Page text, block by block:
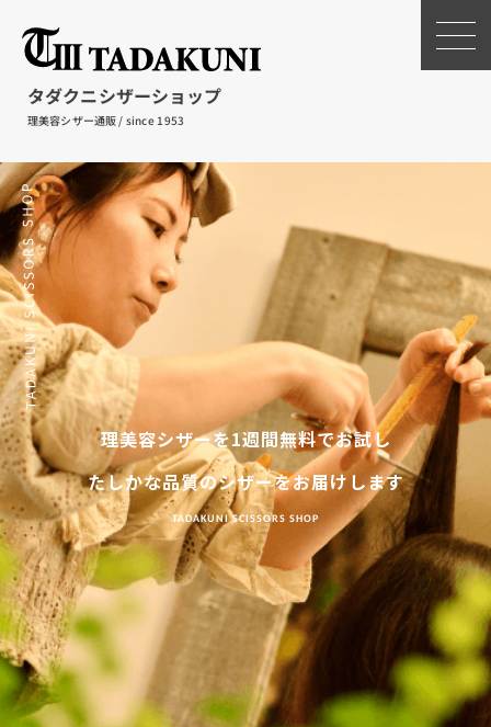
理美容シザー通販 / since 1953
タダクニシザーショップ
理美容シザーを1週間無料でお試し
たしかな品質のシザーをお届けします
TADAKUNI SCISSORS SHOP